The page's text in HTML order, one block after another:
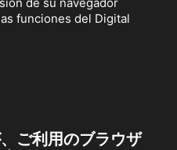
funciones del Digital
ご利用のブラウザ